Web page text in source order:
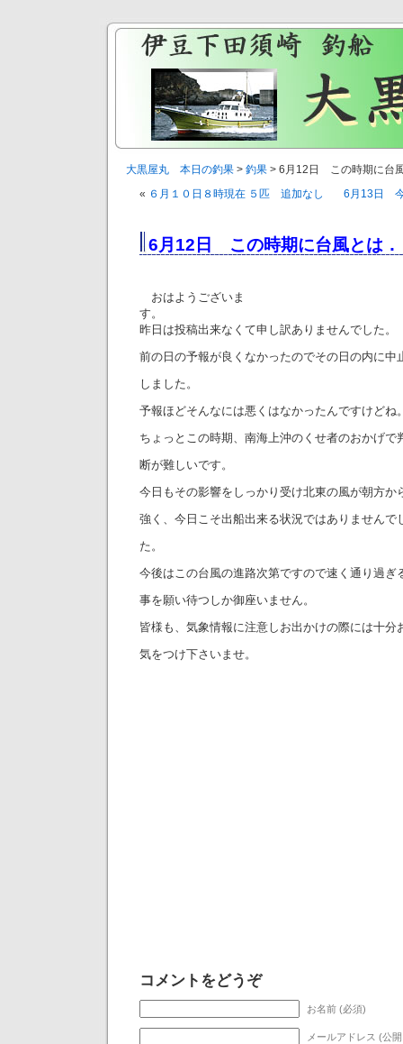
大黒屋丸 本日の釣果 > 釣果 > 6月12日 この時期に台
« ６月１０日８時現在 ５匹 追加なし 6月13日 今
6月12日 この時期に台風とは．
おはようございま
昨日は投稿出来なくて申し訳ありませんでした。
前の日の予報が良くなかったのでその日の内に中
しました。
予報ほどそんなには悪くはなかったんですけどね
ちょっとこの時期、南海上沖のくせ者のおかげで
断が難しいです。
今日もその影響をしっかり受け北東の風が朝方か
強く、今日こそ出船出来る状況ではありませんで
た。
今後はこの台風の進路次第ですので速く通り過ぎ
事を願い待つしか御座いません。
皆様も、気象情報に注意しお出かけの際には十分
気をつけ下さいませ。
コメントをどうぞ
お名前 (必須)
メールアドレス (公